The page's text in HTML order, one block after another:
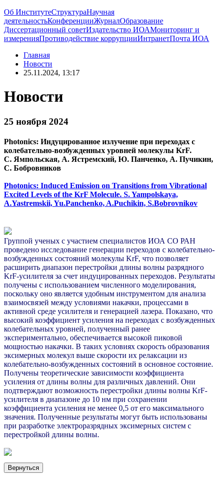
Об ИнститутеСтруктураНаучная
деятельностьКонференцииЖурналОбразование
Диссертационный советИздательство ИОАМониторинг и
измеренияПротиводействие коррупцииИнтранетПочта ИОА
Главная
Новости
25.11.2024, 13:17
Новости
25 ноября 2024
Photonics: Индуцированное излучение при переходах с
колебательно-возбужденных уровней молекулы KrF.
С. Ямпольская, А. Ястремский, Ю. Панченко, А. Пучикин,
С. Бобровников
Photonics: Induced Emission on Transitions from Vibrational
Excited Levels of the KrF Molecule. S. Yampolskaya,
A.Yastremskii, Yu.Panchenko, A.Puchikin, S.Bobrovnikov
Группой ученых с участием специалистов ИОА СО РАН
проведено исследование генерации переходов с колебательно-
возбужденных состояний молекулы KrF, что позволяет
расширить диапазон перестройки длины волны разрядного
KrF-усилителя за счет индуцированных переходов. Результаты
получены с использованием численного моделирования,
поскольку оно является удобным инструментом для анализа
взаимосвязей между условиями накачки, процессами в
активной среде усилителя и генерацией лазера. Показано, что
высокий коэффициент усиления на переходах с возбужденных
колебательных уровней, полученный ранее
экспериментально, обеспечивается высокой пиковой
мощностью накачки. В таких условиях скорость образования
эксимерных молекул выше скорости их релаксации из
колебательно-возбужденных состояний в основное состояние.
Получены теоретические зависимости коэффициента
усиления от длины волны для различных давлений. Они
подтверждают возможность перестройки длины волны KrF-
усилителя в диапазоне до 10 нм при сохранении
коэффициента усиления не менее 0,5 от его максимального
значения. Полученные результаты могут быть использованы
при разработке электроразрядных эксимерных систем с
перестройкой длины волны.
Вернуться